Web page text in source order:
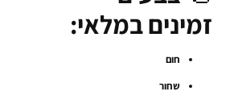
זמינים במלאי:
חום
שחור